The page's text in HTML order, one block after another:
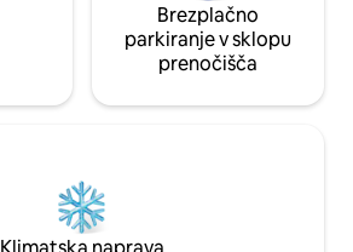
Brezplačno
parkiranje v sklopu
prenočišča